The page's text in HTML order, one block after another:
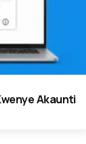
Akaunti